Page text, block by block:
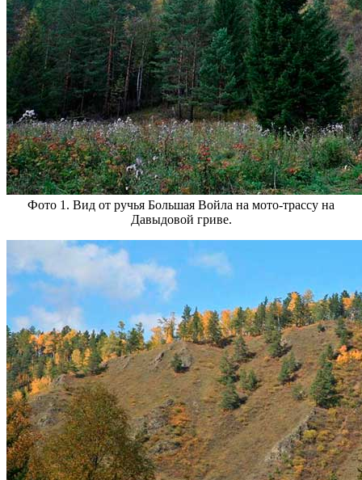
Фото 1. Вид от ручья Большая Войла на мото-трассу на
Давыдовой гриве.